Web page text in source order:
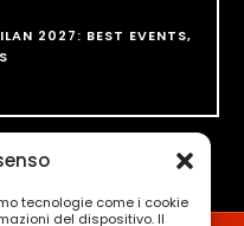
tecnologie come i cookie
del dispositivo. Il
2027: BEST EVENTS,